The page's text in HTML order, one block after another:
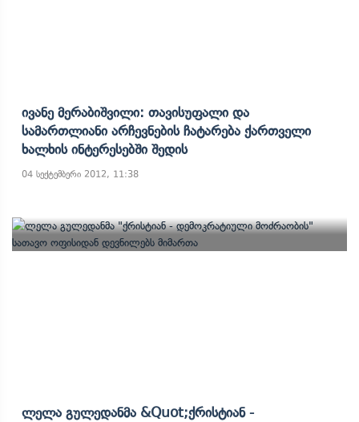
Ივანე Მერაბიშვილი: Თავისუფალი Და
Სამართლიანი Არჩევნების Ჩატარება Ქართველი
Ხალხის Ინტერესებში Შედის
04 სექტემბერი 2012, 11:38
Ლელა Გულედანმა &quot;ქრისტიან -